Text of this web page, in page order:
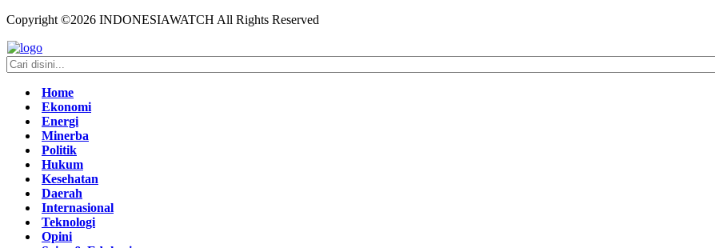
Copyright ©2026 INDONESIAWATCH All Rights Reserved
Home
Ekonomi
Energi
Minerba
Politik
Hukum
Kesehatan
Daerah
Internasional
Teknologi
Opini